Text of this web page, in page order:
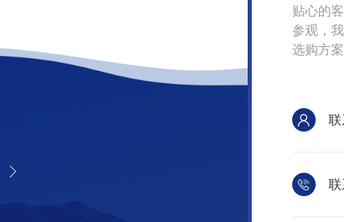
贴心的
参观，
选购方案
联
联